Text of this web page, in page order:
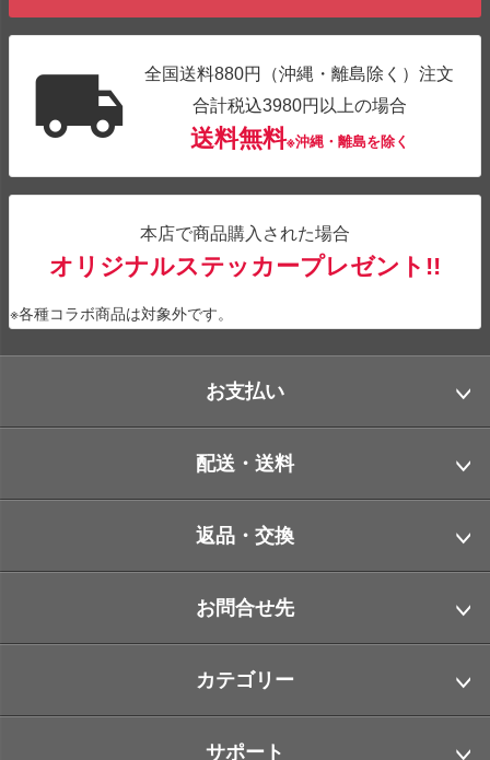
全国送料880円（沖縄・離島除く）注文
合計税込3980円以上の場合
送料無料※沖縄・離島を除く
本店で商品購入された場合
オリジナルステッカープレゼント!!
※各種コラボ商品は対象外です。
お支払い
配送・送料
返品・交換
お問合せ先
カテゴリー
サポート